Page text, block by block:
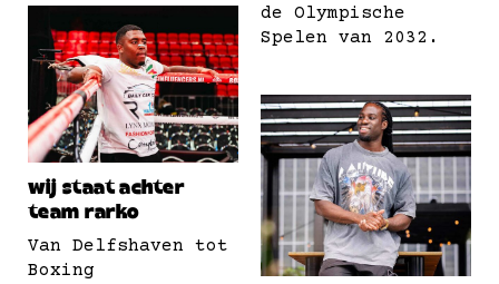
de Olympische
Spelen van 2032.
wij staat achter
team rarko
Van Delfshaven tot
Boxing